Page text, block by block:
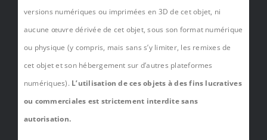
versions numériques ou imprimées en 3D de cet objet, ni
aucune œuvre dérivée de cet objet, sous son format numérique
ou physique (y compris, mais sans s’y limiter, les remixes de
cet objet et son hébergement sur d’autres plateformes
numériques). L’utilisation de ces objets à des fins lucratives
ou commerciales est strictement interdite sans
autorisation.